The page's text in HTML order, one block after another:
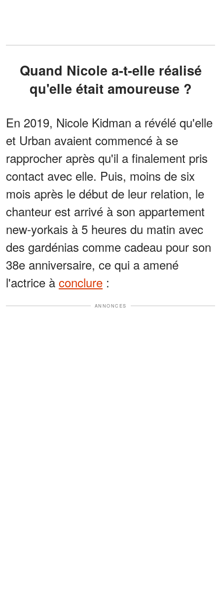
Quand Nicole a-t-elle réalisé
qu'elle était amoureuse ?
En 2019, Nicole Kidman a révélé qu'elle
et Urban avaient commencé à se
rapprocher après qu'il a finalement pris
contact avec elle. Puis, moins de six
mois après le début de leur relation, le
chanteur est arrivé à son appartement
new-yorkais à 5 heures du matin avec
des gardénias comme cadeau pour son
38e anniversaire, ce qui a amené
l'actrice à conclure :
ANNONCES